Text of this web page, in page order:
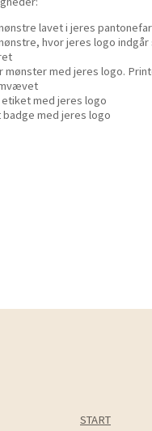
lavet i jeres
hvor jeres logo indgår
mønster med jeres logo.
med jeres logo
badge med jeres logo
START